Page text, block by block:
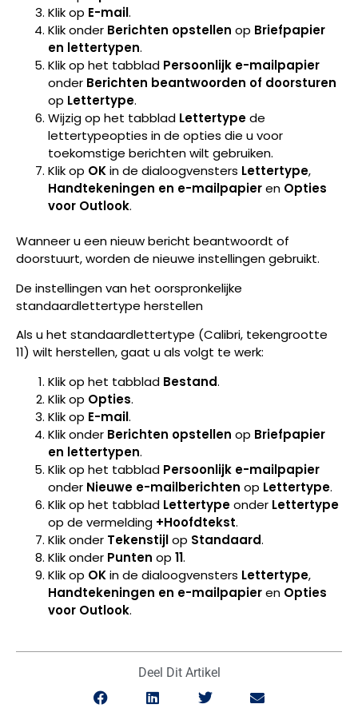
Klik op E-mail.
Klik onder Berichten opstellen op Briefpapier
en lettertypen.
Klik op het tabblad Persoonlijk e-mailpapier
onder Berichten beantwoorden of doorsturen
op Lettertype.
Wijzig op het tabblad Lettertypede
lettertypeopties in de opties die u voor
toekomstige berichten wilt gebruiken.
Klik op OKin de dialoogvensters Lettertype,
Handtekeningen en e-mailpapieren Opties
voor Outlook.
Wanneer u een nieuw bericht beantwoordt of
doorstuurt, worden de nieuwe instellingen gebruikt.
De instellingen van het oorspronkelijke
standaardlettertype herstellen
Als u het standaardlettertype (Calibri, tekengrootte
11) wilt herstellen, gaat u als volgt te werk:
Klik op het tabblad Bestand.
Klik op Opties.
Klik op E-mail.
Klik onder Berichten opstellen op Briefpapier
en lettertypen.
Klik op het tabblad Persoonlijk e-mailpapier
onder Nieuwe e-mailberichten op Lettertype.
Klik op het tabblad Lettertypeonder Lettertype
op de vermelding +Hoofdtekst.
Klik onder Tekenstijlop Standaard.
Klik onder Punten op 11.
Klik op OKin de dialoogvensters Lettertype,
Handtekeningen en e-mailpapieren Opties
voor Outlook.
Deel Dit Artikel